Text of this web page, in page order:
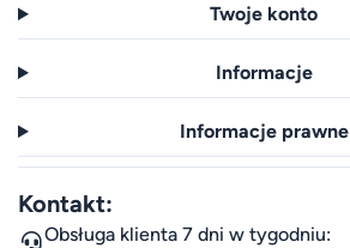
Twoje konto
Informacje
Informacje prawne
Kontakt:
Obsługa klienta 7 dni w tygodniu: